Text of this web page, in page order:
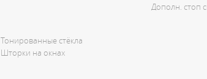
Тонированные стёкла
Шторки на окнах
Дополн. стоп